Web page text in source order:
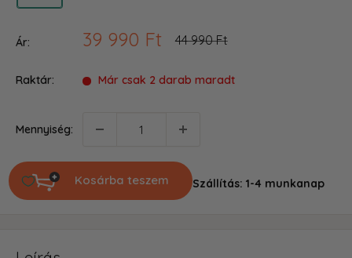
Ár:
Akciós
39 990 Ft Ár
44 990 Ft
Raktár: Már csak 2 darab maradt
Mennyiség:
Kosárba teszem Szállítás: 1-4 munkanap